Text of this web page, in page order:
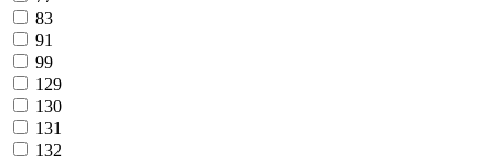
83
91
99
129
130
131
132